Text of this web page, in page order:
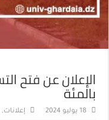
بالمئة
18 يوليو 2024 إعلانات,